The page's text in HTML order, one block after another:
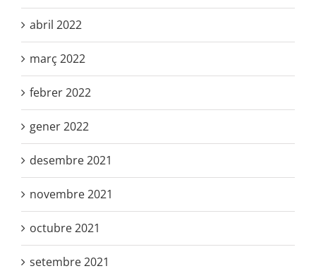
abril 2022
març 2022
febrer 2022
gener 2022
desembre 2021
novembre 2021
octubre 2021
setembre 2021